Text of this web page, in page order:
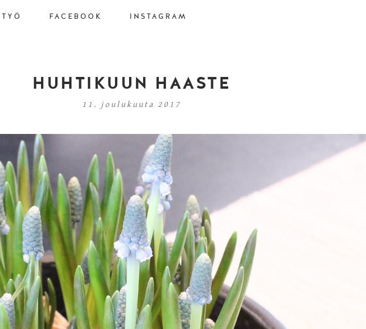
FACEBOOK INSTAGRAM
11. joulukuuta 2017
HUHTIKUUN HAASTE